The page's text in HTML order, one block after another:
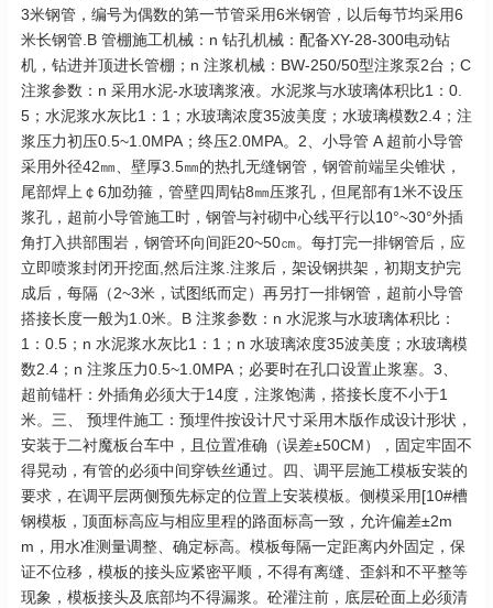
3米钢管，编号为偶数的第一节管采用6米钢管，以后每节均采用6
米长钢管.B 管棚施工机械：n 钻孔机械：配备XY-28-300电动钻
机，钻进并顶进长管棚；n 注浆机械：BW-250/50型注浆泵2台；C
注浆参数：n 采用水泥-水玻璃浆液。水泥浆与水玻璃体积比1：0.
5；水泥浆水灰比1：1；水玻璃浓度35波美度；水玻璃模数2.4；注
浆压力初压0.5~1.0MPA；终压2.0MPA。2、小导管 A 超前小导管
采用外径42㎜、壁厚3.5㎜的热扎无缝钢管，钢管前端呈尖锥状，
尾部焊上￠6加劲箍，管壁四周钻8㎜压浆孔，但尾部有1米不设压
浆孔，超前小导管施工时，钢管与衬砌中心线平行以10°~30°外插
角打入拱部围岩，钢管环向间距20~50㎝。每打完一排钢管后，应
立即喷浆封闭开挖面,然后注浆.注浆后，架设钢拱架，初期支护完
成后，每隔（2~3米，试图纸而定）再另打一排钢管，超前小导管
搭接长度一般为1.0米。B 注浆参数：n 水泥浆与水玻璃体积比：
1：0.5；n 水泥浆水灰比1：1；n 水玻璃浓度35波美度；水玻璃模
数2.4；n 注浆压力0.5~1.0MPA；必要时在孔口设置止浆塞。3、
超前锚杆：外插角必须大于14度，注浆饱满，搭接长度不小于1
米。三、 预埋件施工：预埋件按设计尺寸采用木版作成设计形状，
安装于二衬魔板台车中，且位置准确（误差±50CM），固定牢固不
得晃动，有管的必须中间穿铁丝通过。四、调平层施工模板安装的
要求，在调平层两侧预先标定的位置上安装模板。侧模采用[10#槽
钢模板，顶面标高应与相应里程的路面标高一致，允许偏差±2m
m，用水准测量调整、确定标高。模板每隔一定距离内外固定，保
证不位移，模板的接头应紧密平顺，不得有离缝、歪斜和不平整等
现象，模板接头及底部均不得漏浆。砼灌注前，底层砼面上必须清